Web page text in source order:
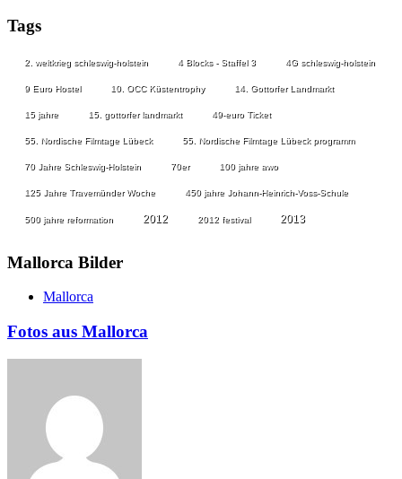
Tags
2. weltkrieg schleswig-holstein 4 Blocks - Staffel 3 4G schleswig-holstein
9 Euro Hostel 10. OCC Küstentrophy 14. Gottorfer Landmarkt
15 jahre 15. gottorfer landmarkt 49-euro Ticket
55. Nordische Filmtage Lübeck 55. Nordische Filmtage Lübeck programm
70 Jahre Schleswig-Holstein 70er 100 jahre awo
125 Jahre Travemünder Woche 450 jahre Johann-Heinrich-Voss-Schule
500 jahre reformation 2012 2012 festival 2013
Mallorca Bilder
Mallorca
Fotos aus Mallorca